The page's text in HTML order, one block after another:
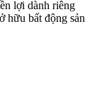
lợi dành riêng
hữu bất động sản